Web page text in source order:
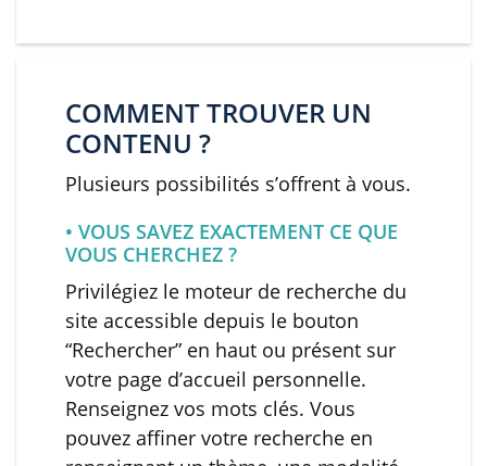
COMMENT TROUVER UN
CONTENU ?
Plusieurs possibilités s’offrent à vous.
• VOUS SAVEZ EXACTEMENT CE QUE
VOUS CHERCHEZ ?
Privilégiez le moteur de recherche du
site accessible depuis le bouton
“Rechercher” en haut ou présent sur
votre page d’accueil personnelle.
Renseignez vos mots clés. Vous
pouvez affiner votre recherche en